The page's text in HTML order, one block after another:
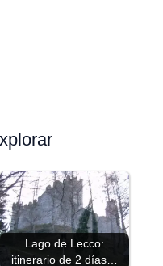
Lago de Lecco:
itinerario de 2 días…